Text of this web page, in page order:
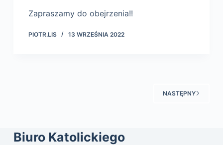
Zapraszamy do obejrzenia!!
PIOTR.LIS 13 WRZEŚNIA 2022
NASTĘPNY
Biuro Katolickiego